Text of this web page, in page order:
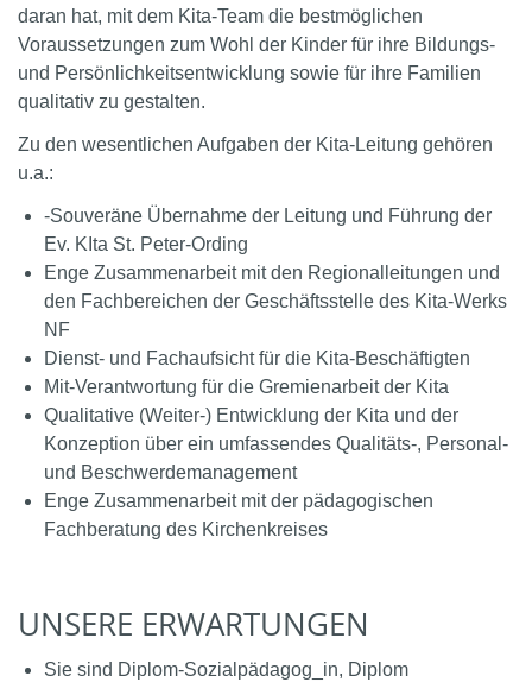
daran hat, mit dem Kita-Team die bestmöglichen
Voraussetzungen zum Wohl der Kinder für ihre Bildungs-
und Persönlichkeitsentwicklung sowie für ihre Familien
qualitativ zu gestalten.
Zu den wesentlichen Aufgaben der Kita-Leitung gehören
u.a.:
-Souveräne Übernahme der Leitung und Führung der
Ev. KIta St. Peter-Ording
Enge Zusammenarbeit mit den Regionalleitungen und
den Fachbereichen der Geschäftsstelle des Kita-Werks
NF
Dienst- und Fachaufsicht für die Kita-Beschäftigten
Mit-Verantwortung für die Gremienarbeit der Kita
Qualitative (Weiter-) Entwicklung der Kita und der
Konzeption über ein umfassendes Qualitäts-, Personal-
und Beschwerdemanagement
Enge Zusammenarbeit mit der pädagogischen
Fachberatung des Kirchenkreises
UNSERE ERWARTUNGEN
Sie sind Diplom-Sozialpädagog_in, Diplom